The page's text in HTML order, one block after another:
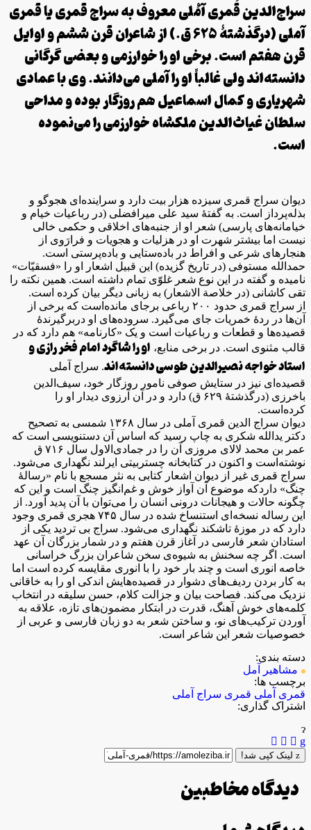
سراج‌الدین قُمری آمُلی معروف به سراج قمری یا قمری
آملی (درگذشتهٔ ۶۲۵ ق.) از شاعران قرن ششم و اوایل
قرن هفتم است. برخی او را خوارزمی و بعضی گرگانی
دانسته‌اند ولی غالباً او را آملی می‌دانند. وی با عمادی
شهریاری و کمال اسماعیل هم‌ روزگار بوده و مداحی
سلطان غیاث‌الدین ملکشاه خوارزمی را می‌نموده
است.
دیوان سراج قمری سیزده هزار بیت دارد و سراینده‌ای هجوگو و
بذله‌پرداز است. به گفتهٔ سید علی میرافضلی (در رباعیات خیام و
خیامانه‌های پارسی) شعر او از جنبه‌های اخلاقی و حکمی خالی
نیست اما بیشتر شهرت او در هزلیات و هجویات و فرارَوی از
هنجارهای شرعی و افراط در باده‌ستایی و باده‌پرستی است.
حمدالله مستوفی (در تاریخ گزیده) این قبیل اشعار او را «فسقیّات»
نامیده و گفته در این نوع شعر غلوّی تمام داشته است. همین نکته را
تقی کاشانی (در خلاصة الاشعار) به زبانی دیگر بیان کرده است.
از سراج قمری حدود ۲۰۰ رباعی برجای مانده‌است که برخی از
آن‌ها در ردهٔ خمریات جای می‌گیرد. سروده‌های او دربرگیرندهٔ
قصیده‌ها و قطعات و رباعیات است و یک «کارنامه» هم دارد که در
قالب مثنوی است. در برخی منابع، او را شاگرد امام فخر رازی و
استاد خواجه نصیرالدین طوسی دانسته‌اند. سراج آملی
قصیده‌ای نیز در ستایش صوفی نامور روزگار خود، سیف‌الدین
باخرزی (درگذشتهٔ ۶۲۹ ق) دارد و در آن آرزوی دیدار او را
کرده‌است.
دیوان سراج الدین قمری آملی در سال ۱۳۶۸ شمسی به تصحیح
دکتر یدالله شکری به چاپ رسید که اساس آن دستنویسی است که
عمر بن محمد لالای مروزی آن را در جمادی‌الاول سال ۷۱۶ ق
نوشته‌است و اکنون در کتابخانه چستربیتی ایرلند نگهداری می‌شود.
سراج قمری غیر از دیوان اشعار کتابی به نثر مسجع با نام «رسالهٔ
چنگ» داردکه موضوع آن آواز خوش و غم‌انگیز چنگ است و این که
چگونه حالات و هیجانات درونی انسان را می‌توان با آن پدید آورد. از
این رساله نسخه‌ای استنساخ شده در سال ۷۴۵ هجری قمری وجود
دارد که در موزهٔ تاشکند نگهداری می‌شود. سراج بی تردید یکی از
استادان شعر فارسی در آغاز قرن هفتم و در شمار بزرگان آن عهد
است. اگر چه سخنش به شیوه‌ی سخن شاعران بزرگ خراسانی
خاصه انوری است و چند بار خود را با انوری مقایسه کرده است اما
به کار بردن ردیف‌های دشوار در قصیده‌هایش اندکی او را به خاقانی
نزدیک می‌کند. فصاحت بیان و جزالت کلام، حسن سلیقه در انتخاب
کلمه‌های خوش آهنگ، قدرت در ابتکار مضمون‌های تازه، علاقه به
آوردن ترکیب‌های نو، و ساختن شعر به دو زبان فارسی و عربی از
خصوصیات شعر این شاعر است.
دسته بندی:
مشاهیر آمل
برچسب ها:
قمری آملی قمری سراج آملی
اشتراک گذاری:
لینک کپی شد!
دیدگاه مخاطبین